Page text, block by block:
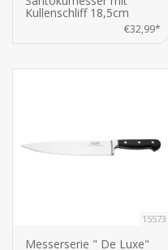
Kullenschliff 18,5cm
€32,99*
15573
Messerserie " De Luxe"